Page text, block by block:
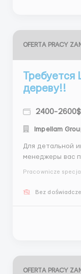
OFERTA PRACY
дереву!!
2400-
Impellam
Для детальной
менеджеры вас
Impellam Group plc Наши гарантии: Более
Pracownicze
Bez
OFERTA PRACY